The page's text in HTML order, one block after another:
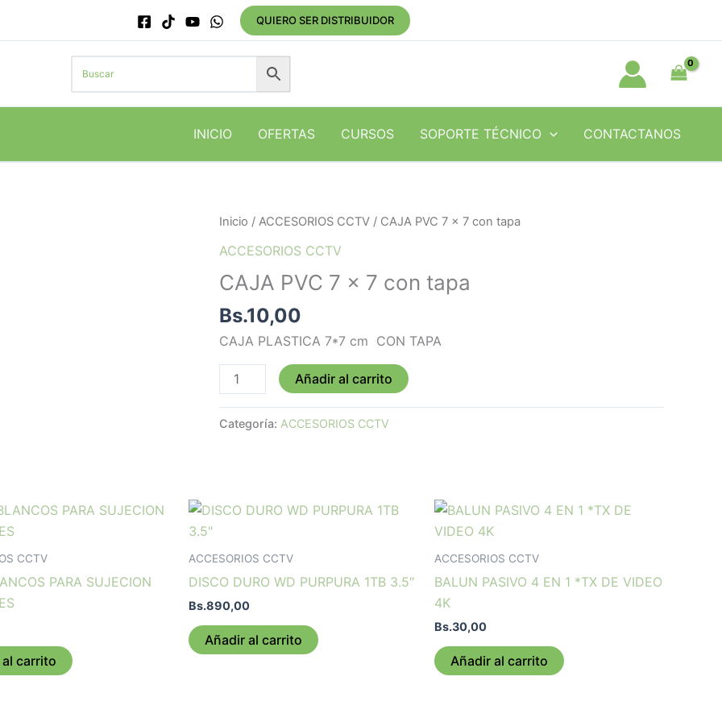
QUIERO SER DISTRIBUIDOR
INICIO OFERTAS CURSOS SOPORTE TÉCNICO CONTACTANOS
Inicio / ACCESORIOS CCTV / CAJA PVC 7 x 7 con tapa
ACCESORIOS CCTV
CAJA PVC 7 x 7 con tapa
Bs.10,00
CAJA PLASTICA 7*7 cm CON TAPA
CAJA
PVC
x
7
con
tapa
cantidad
Añadir al carrito
Categoría: ACCESORIOS CCTV
CCTV
PARA SUJECION
carrito
ACCESORIOS CCTV
DISCO DURO WD PURPURA 1TB 3.5″
Bs.890,00
Añadir al carrito
ACCESORIOS CCTV
BALUN PASIVO 4 EN 1 *TX DE VIDEO
4K
Bs.30,00
Añadir al carrito